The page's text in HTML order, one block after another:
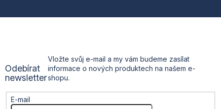
p
Odebírat
newsletter
Vložte svůj e-mail a my vám budeme zasílat
informace o nových produktech na našem e-
shopu.
E-mail